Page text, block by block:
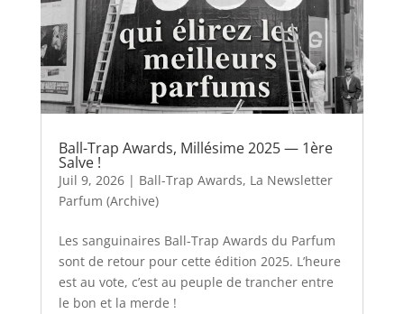
Ball-Trap Awards, Millésime 2025 — 1ère
Salve !
Juil 9, 2026| Ball-Trap Awards, La Newsletter
Parfum (Archive)
Les sanguinaires Ball-Trap Awards du Parfum
sont de retour pour cette édition 2025. L’heure
est au vote, c’est au peuple de trancher entre
le bon et la merde !